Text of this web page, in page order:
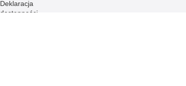
Deklaracja
dostępności